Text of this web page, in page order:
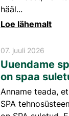
hääl...
Loe lähemalt
07. juuli 2026
Uuendame
on spaa
Anname teada,
SPA